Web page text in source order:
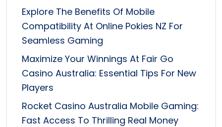
Explore The Benefits Of Mobile
Compatibility At Online Pokies NZ For
Seamless Gaming
Maximize Your Winnings At Fair Go
Casino Australia: Essential Tips For New
Players
Rocket Casino Australia Mobile Gaming:
Fast Access To Thrilling Real Money